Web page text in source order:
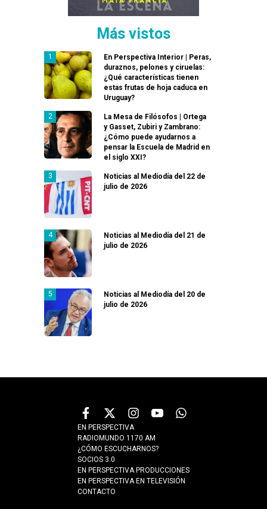
Más vistos
En Perspectiva Interior | Peras,
duraznos, pelones y ciruelas:
¿Qué características tienen
estas frutas de hoja caduca en
Uruguay?
La Mesa de Filósofos | Ortega
y Gasset, Zubiri y Zambrano:
¿Cómo puede ayudarnos a
pensar la Escuela de Madrid en
el siglo XXI?
Noticias al Mediodía del 22 de
julio de 2026
Noticias al Mediodía del 21 de
julio de 2026
Noticias al Mediodía del 20 de
julio de 2026
EN PERSPECTIVA
RADIOMUNDO 1170 AM
¿CÓMO ESCUCHARNOS?
SOCIOS 3.0
EN PERSPECTIVA PRODUCCIONES
EN PERSPECTIVA EN TELEVISIÓN
CONTACTO